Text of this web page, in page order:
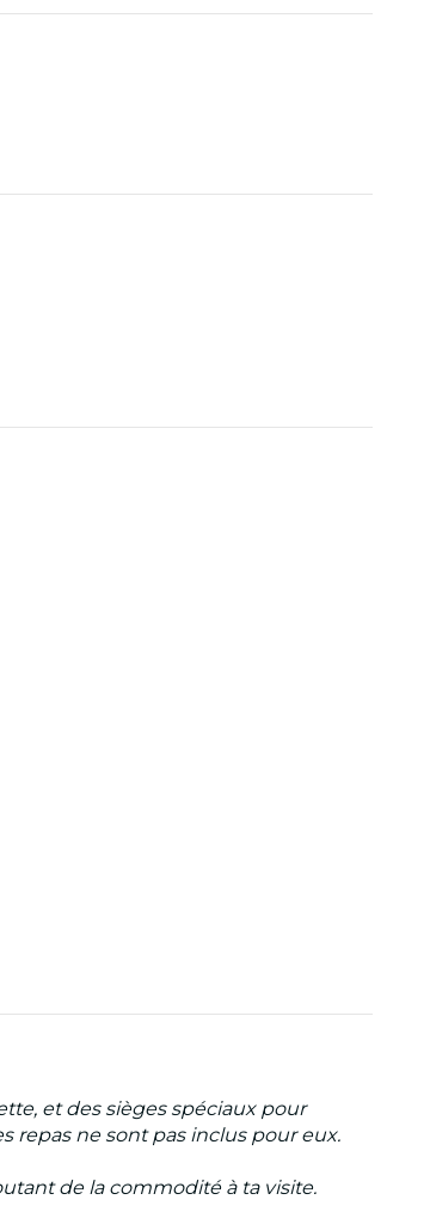
et des sièges spéciaux pour
repas ne sont pas inclus pour eux.
de la commodité à ta visite.